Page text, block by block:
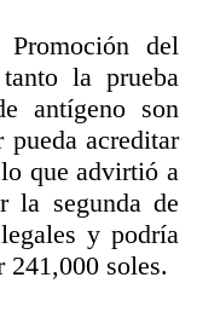
del
la prueba
antígeno son
pueda acreditar
que advirtió a
la segunda de
y podría
241,000 soles.